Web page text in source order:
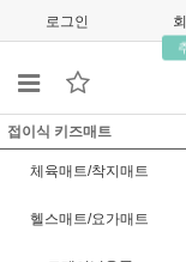
로그인
접이식 키즈매트
체육매트/착지매트
헬스매트/요가매트